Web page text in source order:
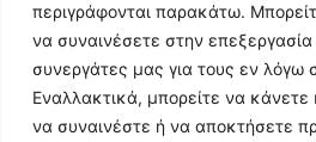
περιγράφονται παρακάτω.
να συναινέσετε στην
συνεργάτες μας για τους εν λόγω
Εναλλακτικά, μπορείτε να κάνετε
να συναινέστε ή να αποκτήσετε
Follow